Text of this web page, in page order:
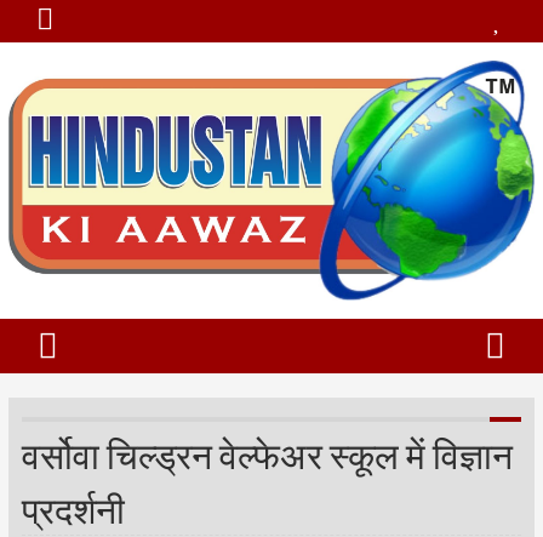
वर्सोवा चिल्ड्रन वेल्फेअर स्कूल में विज्ञान
प्रदर्शनी